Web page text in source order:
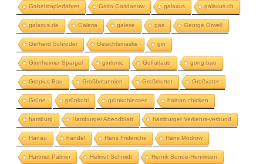
Gabelstaplerfahrer Gaito Gasdanow galaxus galaxus.ch
galaxus.de Galeria galerie gas George Orwell
Gerhard Schröder Gesichtsmaske gin
Ginnheimer Spargel gintonic Golfurlaub gong bao
Gropius-Bau Großbritannien Großmutter Großvater
Grüne grünkohl grünkohlessen hainan chicken
hamburg Hamburger Abendblatt hamburger Verkehrs-verbund
Hanau handel Hans Friderichs Hans Modrow
Hartmut Palmer Helmut Schmidt Henrik Bonde-Henriksen